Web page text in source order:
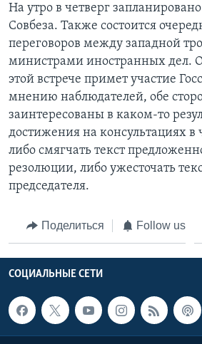
На утро в четверг
Совбеза. Также состоится
переговоров между западной
министрами иностранных дел.
этой встрече примет участие
мнению наблюдателей, обе
заинтересованы в каком-то
достижения на консультациях в
либо смягчать текст
резолюции, либо ужесточать
председателя.
Поделиться Follow us
СОЦИАЛЬНЫЕ СЕТИ